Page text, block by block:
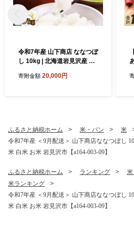
令和7年産 山下商店 ななつぼ
し 10kg | 北海道岩見沢産 な
市
寄附金額 20,000円
ふるさと納税ホーム 米・パン
米
令和7年産 ＜9月配送＞ 山下商店ななつぼし
米 白米 お米 岩見沢市【a164-003-09】
ふるさと納税ホーム ランキング
米ランキング
令和7年産 ＜9月配送＞ 山下商店ななつぼし
米 白米 お米 岩見沢市【a164-003-09】